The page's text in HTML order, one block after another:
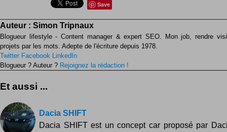
Save
Auteur : Simon Tripnaux
Blogueur lifestyle - Content manager & expert SEO. Mon job, rendre
projets par les mots. Adepte de l'écriture depuis 1978.
Twitter Facebook LinkedIn
Blogueur ? Auteur ? Rejoignez la rédaction !
Et aussi ...
Dacia SHIFT
Dacia SHIFT est un concept car proposé par